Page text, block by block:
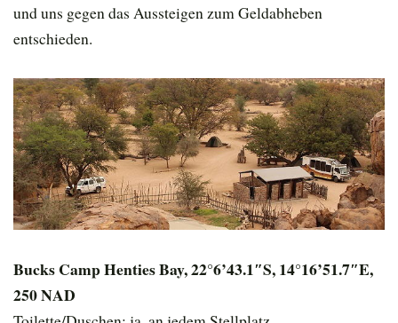
und uns gegen das Aussteigen zum Geldabheben
entschieden.
Bucks Camp Henties Bay, 22°6’43.1″S, 14°16’51.7″E,
250 NAD